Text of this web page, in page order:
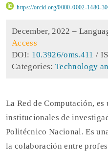
https://orcid.org/0000-0002-1480-
December, 2022 –
Access
DOI: 10.3926/oms.411 /
Categories:Technology
La Red de Computación, es
institucionales de
Politécnico Nacional. Es
la colaboración entre